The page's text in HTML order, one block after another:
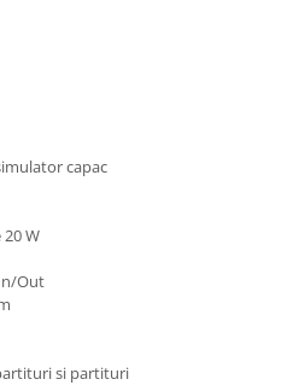
capac
W
Out
si partituri